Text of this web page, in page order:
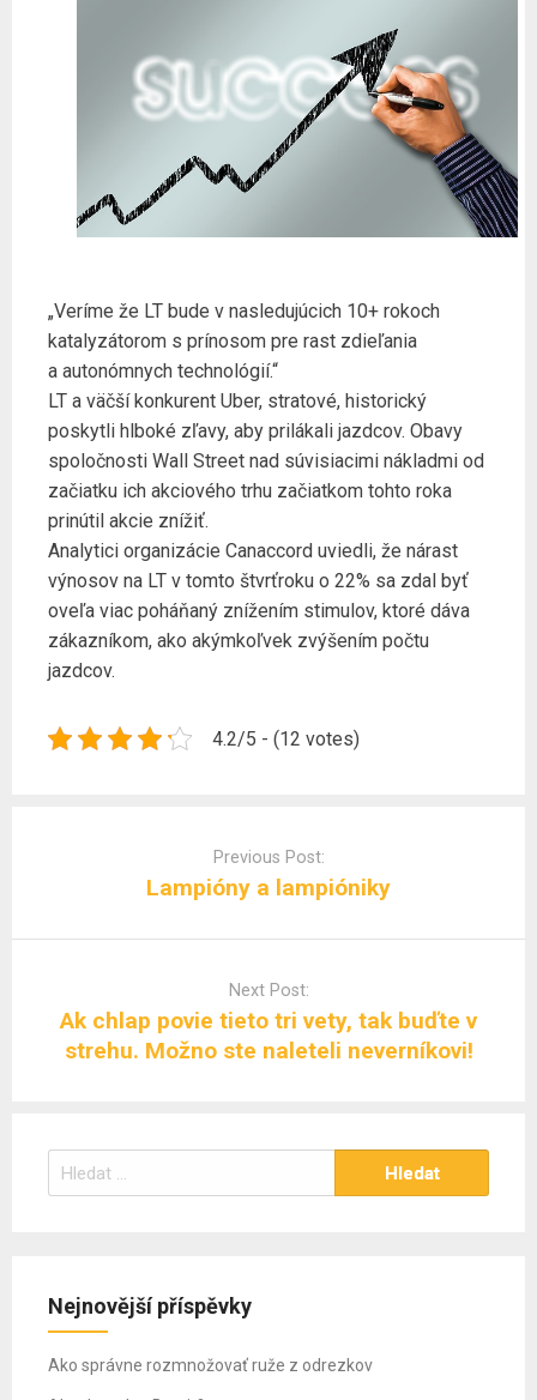
„Veríme že LT bude v nasledujúcich 10+ rokoch
katalyzátorom s prínosom pre rast zdieľania
a autonómnych technológií.“
LT a väčší konkurent Uber, stratové, historický
poskytli hlboké zľavy, aby prilákali jazdcov. Obavy
spoločnosti Wall Street nad súvisiacimi nákladmi od
začiatku ich akciového trhu začiatkom tohto roka
prinútil akcie znížiť.
Analytici organizácie Canaccord uviedli, že nárast
výnosov na LT v tomto štvrťroku o 22% sa zdal byť
oveľa viac poháňaný znížením stimulov, ktoré dáva
zákazníkom, ako akýmkoľvek zvýšením počtu
jazdcov.
4.2/5 - (12 votes)
Previous Post:
Lampióny a lampióniky
Next Post:
Ak chlap povie tieto tri vety, tak buďte v
strehu. Možno ste naleteli neverníkovi!
Vyhledávání
Nejnovější příspěvky
Ako správne rozmnožovať ruže z odrezkov